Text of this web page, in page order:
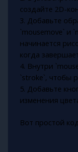
создайте 2D-
3. Добавьте
`mousemove` и
начинается
когда
4. Внутри
`stroke`, чтобы
5. Добавьте
изменения
Вот простой